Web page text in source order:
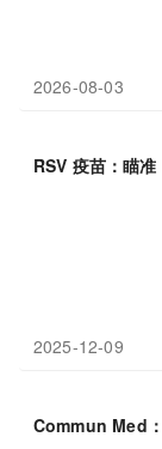
2026-08-03
RSV 疫苗：瞄准
2025-12-09
Commun Med：